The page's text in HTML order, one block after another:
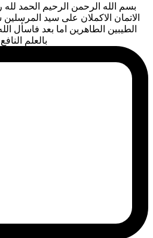
بسم الله الرحمن الرحيم الحمد لله
الاتمان الاكملان على سيد
الطيبين الطاهرين اما بعد فاسأل
بالعلم